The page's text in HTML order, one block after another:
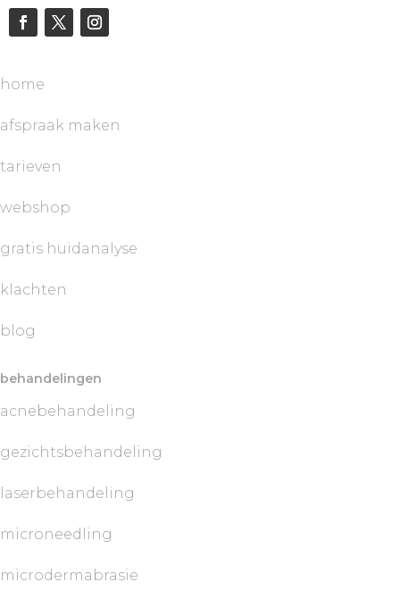
home
afspraak maken
tarieven
webshop
gratis huidanalyse
klachten
blog
behandelingen
acnebehandeling
gezichtsbehandeling
laserbehandeling
microneedling
microdermabrasie